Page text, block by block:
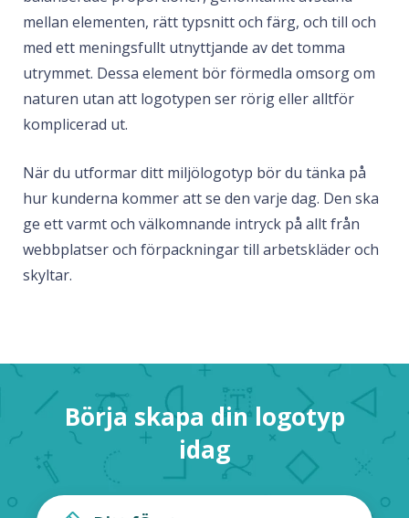
mellan elementen, rätt typsnitt och färg, och till och
med ett meningsfullt utnyttjande av det tomma
utrymmet. Dessa element bör förmedla omsorg om
naturen utan att logotypen ser rörig eller alltför
komplicerad ut.
När du utformar ditt miljölogotyp bör du tänka på
hur kunderna kommer att se den varje dag. Den ska
ge ett varmt och välkomnande intryck på allt från
webbplatser och förpackningar till arbetskläder och
skyltar.
Börja skapa din logotyp
idag